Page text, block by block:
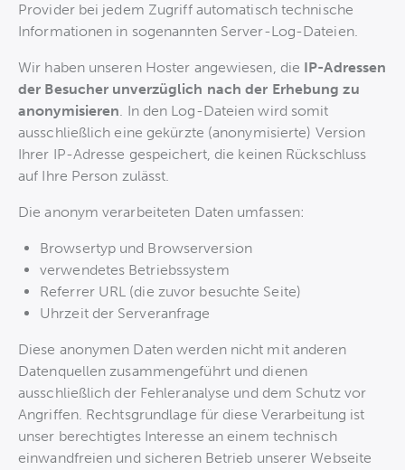
Provider bei jedem Zugriff automatisch technische
Informationen in sogenannten Server-Log-Dateien.
Wir haben unseren Hoster angewiesen, die IP-Adressen
der Besucher unverzüglich nach der Erhebung zu
anonymisieren. In den Log-Dateien wird somit
ausschließlich eine gekürzte (anonymisierte) Version
Ihrer IP-Adresse gespeichert, die keinen Rückschluss
auf Ihre Person zulässt.
Die anonym verarbeiteten Daten umfassen:
Browsertyp und Browserversion
verwendetes Betriebssystem
Referrer URL (die zuvor besuchte Seite)
Uhrzeit der Serveranfrage
Diese anonymen Daten werden nicht mit anderen
Datenquellen zusammengeführt und dienen
ausschließlich der Fehleranalyse und dem Schutz vor
Angriffen. Rechtsgrundlage für diese Verarbeitung ist
unser berechtigtes Interesse an einem technisch
einwandfreien und sicheren Betrieb unserer Webseite